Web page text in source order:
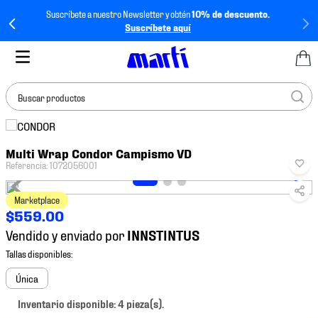
Suscríbete a nuestro Newsletter y obtén10% de descuento.
Suscríbete aquí
Buscar productos
Multi Wrap Condor Campismo VD
Referencia:1072056001
Marketplace
$559.00
Vendido y enviado por
Única
Inventario disponible: 4 pieza(s).
BUSCADOS
2.
tenis hombre
3.
tenis
4.
jersey
5.
tenis futbol
6.
mochila